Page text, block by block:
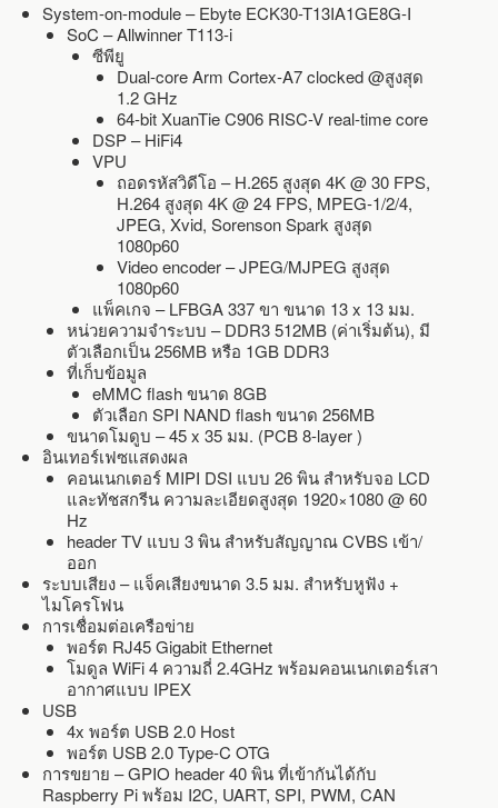
System-on-module – Ebyte ECK30-T13IA1GE8G-I
SoC – Allwinner T113-i
ซีพียู
Dual-core Arm Cortex-A7 clocked @สูงสุด
1.2 GHz
64-bit XuanTie C906 RISC-V real-time core
DSP – HiFi4
VPU
ถอดรหัสวิดีโอ – H.265 สูงสุด 4K @ 30 FPS,
H.264 สูงสุด 4K @ 24 FPS, MPEG-1/2/4,
JPEG, Xvid, Sorenson Spark สูงสุด
1080p60
Video encoder – JPEG/MJPEG สูงสุด
1080p60
แพ็คเกจ – LFBGA 337 ขา ขนาด 13 x 13 มม.
หน่วยความจำระบบ – DDR3 512MB (ค่าเริ่มต้น), มี
ตัวเลือกเป็น 256MB หรือ 1GB DDR3
ที่เก็บข้อมูล
eMMC flash ขนาด 8GB
ตัวเลือก SPI NAND flash ขนาด 256MB
ขนาดโมดูบ – 45 x 35 มม. (PCB 8-layer )
อินเทอร์เฟซแสดงผล
คอนเนกเตอร์ MIPI DSI แบบ 26 พิน สำหรับจอ LCD
และทัชสกรีน ความละเอียดสูงสุด 1920×1080 @ 60
Hz
header TV แบบ 3 พิน สำหรับสัญญาณ CVBS เข้า/
ออก
ระบบเสียง – แจ็คเสียงขนาด 3.5 มม. สำหรับหูฟัง +
ไมโครโฟน
การเชื่อมต่อเครือข่าย
พอร์ต RJ45 Gigabit Ethernet
โมดูล WiFi 4 ความถี่ 2.4GHz พร้อมคอนเนกเตอร์เสา
อากาศแบบ IPEX
USB
4x พอร์ต USB 2.0 Host
พอร์ต USB 2.0 Type-C OTG
การขยาย – GPIO header 40 พิน ที่เข้ากันได้กับ
Raspberry Pi พร้อม I2C, UART, SPI, PWM, CAN